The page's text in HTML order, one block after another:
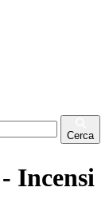
Cerca
Incensi